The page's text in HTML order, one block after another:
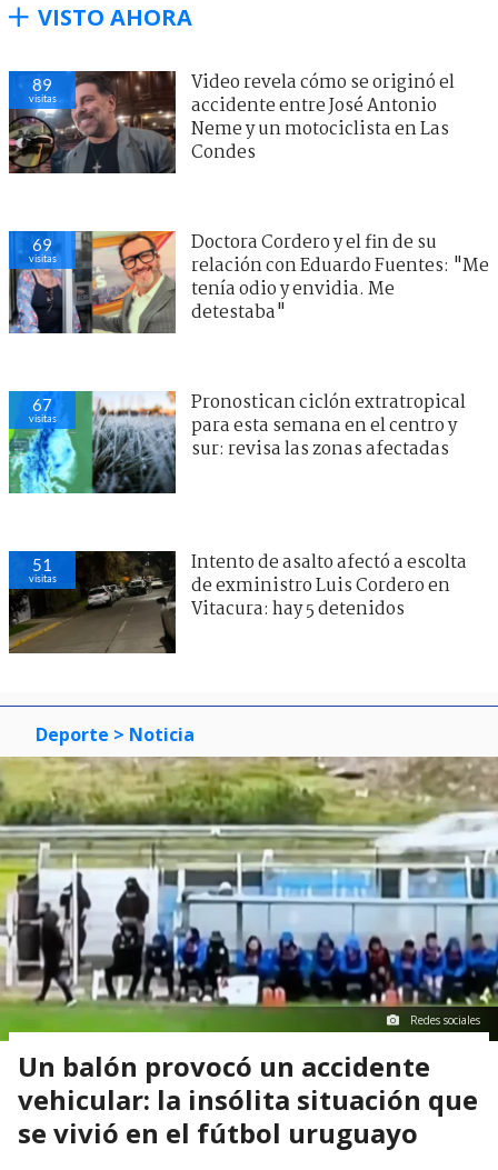
VISTO AHORA
89
visitas
Video revela cómo se originó el
accidente entre José Antonio
Neme y un motociclista en Las
Condes
69
visitas
Doctora Cordero y el fin de su
relación con Eduardo Fuentes: "Me
tenía odio y envidia. Me
detestaba"
67
visitas
Pronostican ciclón extratropical
para esta semana en el centro y
sur: revisa las zonas afectadas
51
visitas
Intento de asalto afectó a escolta
de exministro Luis Cordero en
Vitacura: hay 5 detenidos
Deporte > Noticia
Redes sociales
Un balón provocó un accidente
vehicular: la insólita situación que
se vivió en el fútbol uruguayo